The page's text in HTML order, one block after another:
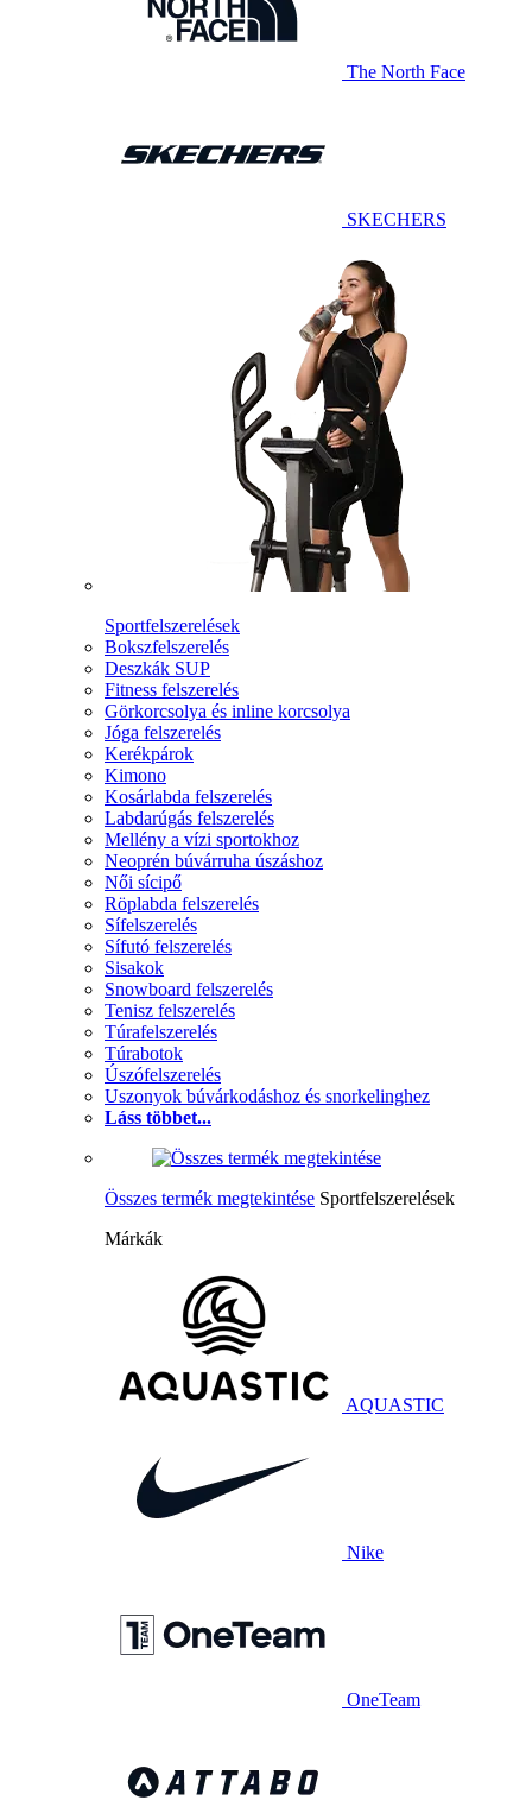
The North Face
SKECHERS
Sportfelszerelések
Bokszfelszerelés
Deszkák SUP
Fitness felszerelés
Görkorcsolya és inline korcsolya
Jóga felszerelés
Kerékpárok
Kimono
Kosárlabda felszerelés
Labdarúgás felszerelés
Mellény a vízi sportokhoz
Neoprén búvárruha úszáshoz
Női sícipő
Röplabda felszerelés
Sífelszerelés
Sífutó felszerelés
Sisakok
Snowboard felszerelés
Tenisz felszerelés
Túrafelszerelés
Túrabotok
Úszófelszerelés
Uszonyok búvárkodáshoz és snorkelinghez
Láss többet...
Összes termék megtekintése Sportfelszerelések
Márkák
AQUASTIC
Nike
OneTeam